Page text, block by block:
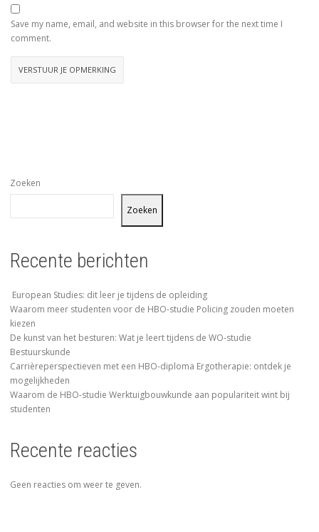
Save my name, email, and website in this browser for the next time I
comment.
Zoeken
Zoeken
Recente berichten
European Studies: dit leer je tijdens de opleiding
Waarom meer studenten voor de HBO-studie Policing zouden moeten
kiezen
De kunst van het besturen: Wat je leert tijdens de WO-studie
Bestuurskunde
Carrièreperspectieven met een HBO-diploma Ergotherapie: ontdek je
mogelijkheden
Waarom de HBO-studie Werktuigbouwkunde aan populariteit wint bij
studenten
Recente reacties
Geen reacties om weer te geven.